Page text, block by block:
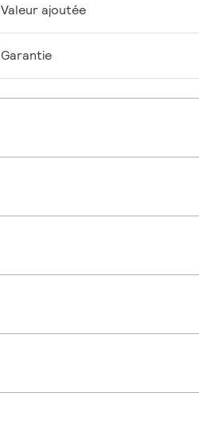
Valeur ajoutée
Garantie